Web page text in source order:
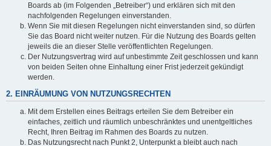
Boards ab (im Folgenden „Betreiber“) und erklären sich mit den
nachfolgenden Regelungen einverstanden.
Wenn Sie mit diesen Regelungen nicht einverstanden sind, so dürfen
Sie das Board nicht weiter nutzen. Für die Nutzung des Boards gelten
jeweils die an dieser Stelle veröffentlichten Regelungen.
Der Nutzungsvertrag wird auf unbestimmte Zeit geschlossen und kann
von beiden Seiten ohne Einhaltung einer Frist jederzeit gekündigt
werden.
2. EINRÄUMUNG VON NUTZUNGSRECHTEN
Mit dem Erstellen eines Beitrags erteilen Sie dem Betreiber ein
einfaches, zeitlich und räumlich unbeschränktes und unentgeltliches
Recht, Ihren Beitrag im Rahmen des Boards zu nutzen.
Das Nutzungsrecht nach Punkt 2, Unterpunkt a bleibt auch nach